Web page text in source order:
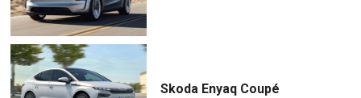
Skoda Enyaq Coupé